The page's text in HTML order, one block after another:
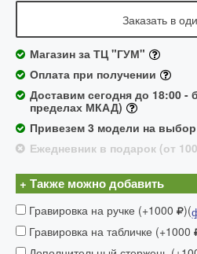
Заказать в
Магазин за ТЦ "ГУМ"
Оплата при получении
Доставим сегодня до 18:00 -
пределах МКАД)
Привезем 3 модели на выбор
Ежедневник в подарок (от
+ Также можно добавить
Гравировка на ручке (+1000 )(
Гравировка на табличке (+1000